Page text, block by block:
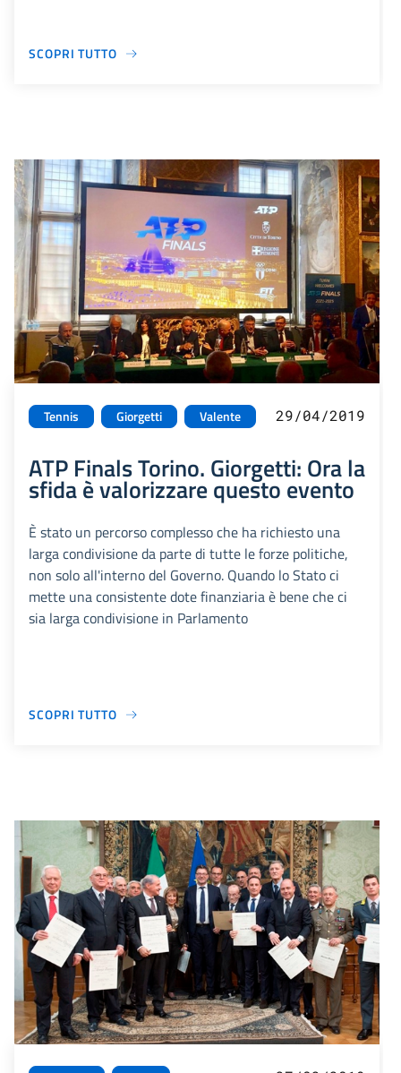
SCOPRI TUTTO
Tennis Giorgetti Valente 29/04/2019
ATP Finals Torino. Giorgetti: Ora la
sfida è valorizzare questo evento
È stato un percorso complesso che ha richiesto una
larga condivisione da parte di tutte le forze politiche,
non solo all'interno del Governo. Quando lo Stato ci
mette una consistente dote finanziaria è bene che ci
sia larga condivisione in Parlamento
SCOPRI TUTTO